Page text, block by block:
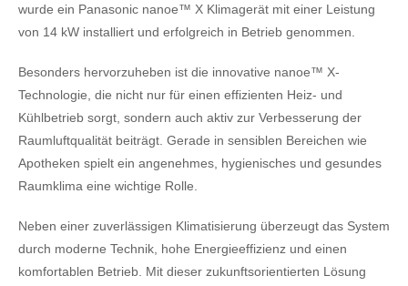
wurde ein Panasonic nanoe™ X Klimagerät mit einer Leistung
von 14 kW installiert und erfolgreich in Betrieb genommen.
Besonders hervorzuheben ist die innovative nanoe™ X-
Technologie, die nicht nur für einen effizienten Heiz- und
Kühlbetrieb sorgt, sondern auch aktiv zur Verbesserung der
Raumluftqualität beiträgt. Gerade in sensiblen Bereichen wie
Apotheken spielt ein angenehmes, hygienisches und gesundes
Raumklima eine wichtige Rolle.
Neben einer zuverlässigen Klimatisierung überzeugt das System
durch moderne Technik, hohe Energieeffizienz und einen
komfortablen Betrieb. Mit dieser zukunftsorientierten Lösung